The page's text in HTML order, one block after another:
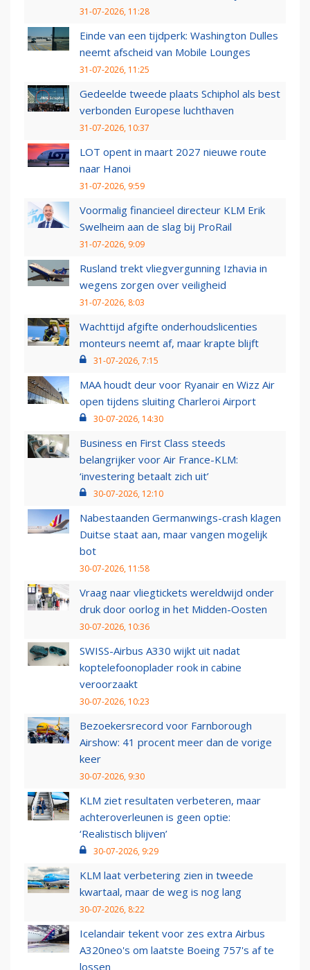
31-07-2026, 11:28
Einde van een tijdperk: Washington Dulles
neemt afscheid van Mobile Lounges
31-07-2026, 11:25
Gedeelde tweede plaats Schiphol als best
verbonden Europese luchthaven
31-07-2026, 10:37
LOT opent in maart 2027 nieuwe route
naar Hanoi
31-07-2026, 9:59
Voormalig financieel directeur KLM Erik
Swelheim aan de slag bij ProRail
31-07-2026, 9:09
Rusland trekt vliegvergunning Izhavia in
wegens zorgen over veiligheid
31-07-2026, 8:03
Wachttijd afgifte onderhoudslicenties
monteurs neemt af, maar krapte blijft
31-07-2026, 7:15
MAA houdt deur voor Ryanair en Wizz Air
open tijdens sluiting Charleroi Airport
30-07-2026, 14:30
Business en First Class steeds
belangrijker voor Air France-KLM:
‘investering betaalt zich uit’
30-07-2026, 12:10
Nabestaanden Germanwings-crash klagen
Duitse staat aan, maar vangen mogelijk
bot
30-07-2026, 11:58
Vraag naar vliegtickets wereldwijd onder
druk door oorlog in het Midden-Oosten
30-07-2026, 10:36
SWISS-Airbus A330 wijkt uit nadat
koptelefoonoplader rook in cabine
veroorzaakt
30-07-2026, 10:23
Bezoekersrecord voor Farnborough
Airshow: 41 procent meer dan de vorige
keer
30-07-2026, 9:30
KLM ziet resultaten verbeteren, maar
achteroverleunen is geen optie:
‘Realistisch blijven’
30-07-2026, 9:29
KLM laat verbetering zien in tweede
kwartaal, maar de weg is nog lang
30-07-2026, 8:22
Icelandair tekent voor zes extra Airbus
A320neo's om laatste Boeing 757's af te
lossen